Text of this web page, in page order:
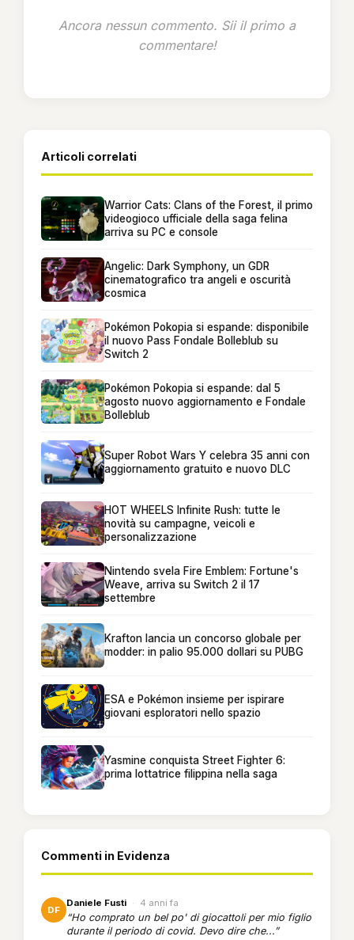
Ancora nessun commento. Sii il primo a
commentare!
Articoli correlati
Warrior Cats: Clans of the Forest, il primo
videogioco ufficiale della saga felina
arriva su PC e console
Angelic: Dark Symphony, un GDR
cinematografico tra angeli e oscurità
cosmica
Pokémon Pokopia si espande: disponibile
il nuovo Pass Fondale Bolleblub su
Switch 2
Pokémon Pokopia si espande: dal 5
agosto nuovo aggiornamento e Fondale
Bolleblub
Super Robot Wars Y celebra 35 anni con
aggiornamento gratuito e nuovo DLC
HOT WHEELS Infinite Rush: tutte le
novità su campagne, veicoli e
personalizzazione
Nintendo svela Fire Emblem: Fortune's
Weave, arriva su Switch 2 il 17
settembre
Krafton lancia un concorso globale per
modder: in palio 95.000 dollari su PUBG
ESA e Pokémon insieme per ispirare
giovani esploratori nello spazio
Yasmine conquista Street Fighter 6:
prima lottatrice filippina nella saga
Commenti in Evidenza
DF
Daniele Fusti · 4 anni fa
“Ho comprato un bel po' di giocattoli per mio figlio
durante il periodo di covid. Devo dire che...”